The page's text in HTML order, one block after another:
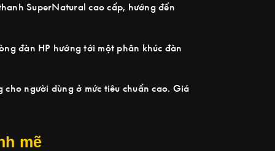
SuperNatural cao cấp, hướng đến
đàn HP hướng tới một phân khúc đàn
người dùng ở mức tiêu chuẩn cao. Giá
mẽ